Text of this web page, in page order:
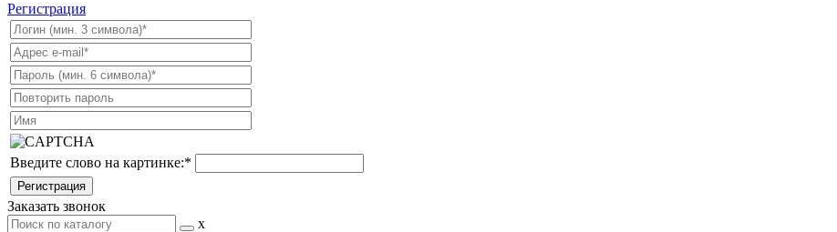
Регистрация
Введите слово на картинке:*
Заказать звонок
x